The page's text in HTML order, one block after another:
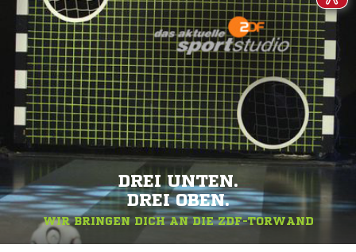
DREI UNTEN.
DREI OBEN.
WIR BRINGEN DICH AN DIE ZDF-TORWAND